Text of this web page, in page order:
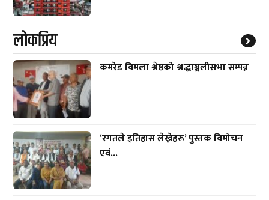
लाेकप्रिय
कमरेड विमला श्रेष्ठको श्रद्धाञ्जलीसभा सम्पन्न
‘रगतले इतिहास लेख्नेहरू’ पुस्तक विमोचन
एवं...